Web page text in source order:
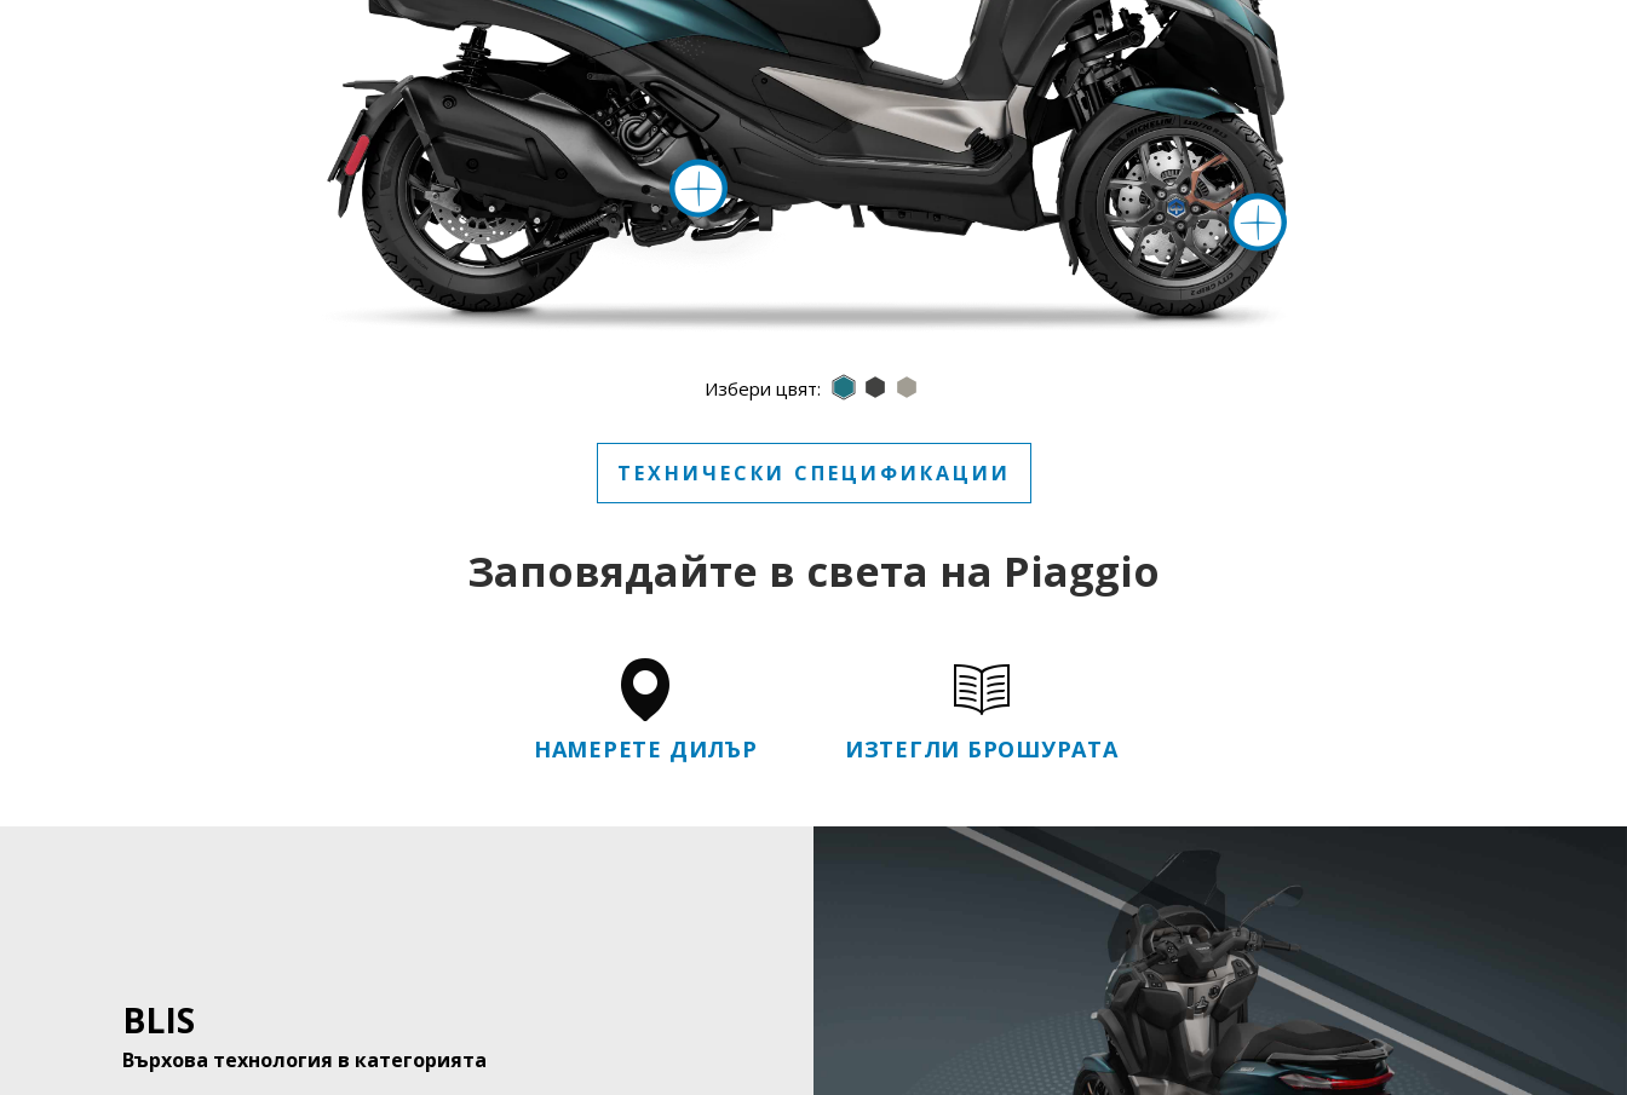
Повече информация на
Избери цвят: Blu Oxygen Matt
Nero Meteora
ТЕХНИЧЕСКИ СПЕЦИФИКАЦИИ
Заповядайте в света на Piaggio
НАМЕРЕТЕ ДИЛЪР ИЗТЕГЛИ БРОШУРАТА
BLIS
Върхова технология в категорията